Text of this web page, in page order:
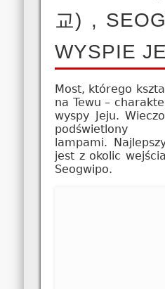
교) ,
WYSPIE
Most, którego
na Tewu –
wyspy Jeju.
podświetlony
lampami.
jest z okolic
Seogwipo.